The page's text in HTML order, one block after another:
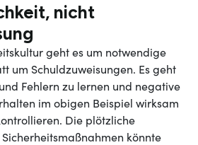
nicht
geht es um notwendige
um Schuldzuweisungen. Es geht
Fehlern zu lernen und negative
im obigen Beispiel wirksam
Die plötzliche
könnte